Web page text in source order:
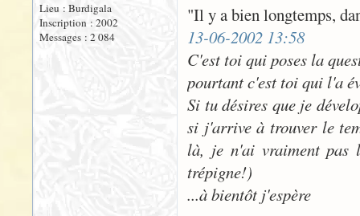
Lieu : Burdigala
Inscription : 2002
Messages : 2 084
"Il y a bien longtemps,
13-06-2002 13:58
C'est toi qui poses la
pourtant c'est toi qui l'a
Si tu désires que je
si j'arrive à trouver le
là, je n'ai vraiment pas
trépigne!)
...à bientôt j'espère